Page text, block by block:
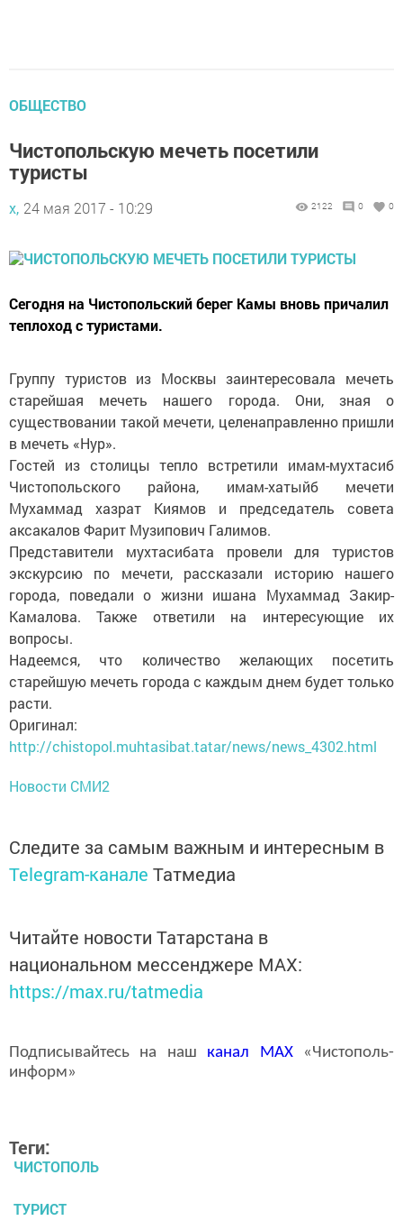
ОБЩЕСТВО
Чистопольскую мечеть посетили
туристы
х, 24 мая 2017 - 10:29 2122 0 0
Сегодня на Чистопольский берег Камы вновь причалил
теплоход с туристами.
Группу туристов из Москвы заинтересовала мечеть
старейшая мечеть нашего города. Они, зная о
существовании такой мечети, целенаправленно пришли
в мечеть «Нур».
Гостей из столицы тепло встретили имам-мухтасиб
Чистопольского района, имам-хатыйб мечети
Мухаммад хазрат Киямов и председатель совета
аксакалов Фарит Музипович Галимов.
Представители мухтасибата провели для туристов
экскурсию по мечети, рассказали историю нашего
города, поведали о жизни ишана Мухаммад Закир-
Камалова. Также ответили на интересующие их
вопросы.
Надеемся, что количество желающих посетить
старейшую мечеть города с каждым днем будет только
расти.
Оригинал:
http://chistopol.muhtasibat.tatar/news/news_4302.html
Новости СМИ2
Следите за самым важным и интересным в
Telegram-канале Татмедиа
Читайте новости Татарстана в
национальном мессенджере MАХ:
https://max.ru/tatmedia
Подписывайтесь на наш канал MAX«Чистополь-
информ»
Теги:
ЧИСТОПОЛЬ
ТУРИСТ